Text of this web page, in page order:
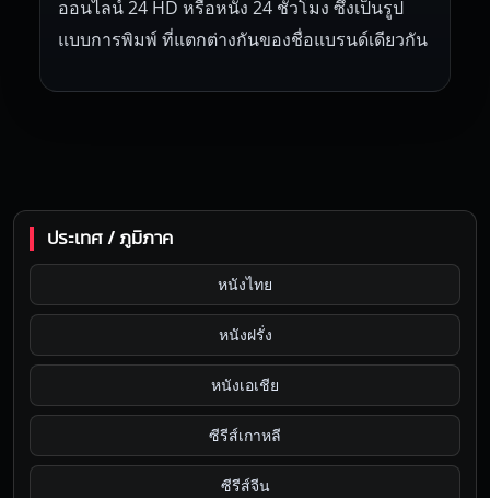
ออนไลน์ 24 HD หรือหนัง 24 ชั่วโมง ซึ่งเป็นรูป
แบบการพิมพ์ ที่แตกต่างกันของชื่อแบรนด์เดียวกัน
ประเทศ / ภูมิภาค
หนังไทย
หนังฝรั่ง
หนังเอเชีย
ซีรีส์เกาหลี
ซีรีส์จีน